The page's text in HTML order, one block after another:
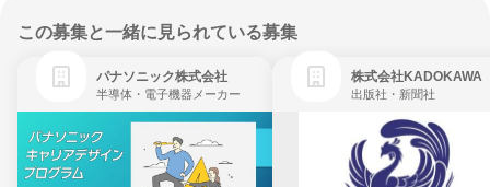
この募集と一緒に見られている募集
パナソニック株式会社
半導体・電子機器メーカー
株式会社KADOKAWA
出版社・新聞社